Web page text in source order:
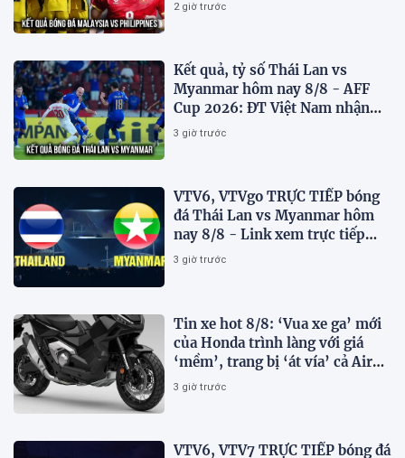
2 giờ trước
Kết quả, tỷ số Thái Lan vs
Myanmar hôm nay 8/8 - AFF
Cup 2026: ĐT Việt Nam nhận
tin vui
3 giờ trước
VTV6, VTVgo TRỰC TIẾP bóng
đá Thái Lan vs Myanmar hôm
nay 8/8 - Link xem trực tiếp
AFF Cup 2026 mới nhất
3 giờ trước
Tin xe hot 8/8: ‘Vua xe ga’ mới
của Honda trình làng với giá
‘mềm’, trang bị ‘át vía’ cả Air
Blade và SH
3 giờ trước
VTV6, VTV7 TRỰC TIẾP bóng đá